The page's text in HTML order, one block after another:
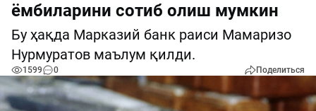
ёмбиларини сотиб олиш мумкин
Бу ҳақда Марказий банк раиси Мамаризо
Нурмуратов маълум қилди.
1599 0 Поделиться